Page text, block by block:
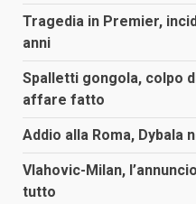
Tragedia in Premier,
anni
Spalletti gongola, colpo
affare fatto
Addio alla Roma, Dybala
Vlahovic-Milan,
tutto